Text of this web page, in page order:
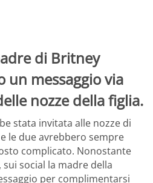
di Britney
un messaggio via
nozze della figlia.
stata invitata alle nozze di
le due avrebbero sempre
complicato. Nonostante
social la madre della
per complimentarsi